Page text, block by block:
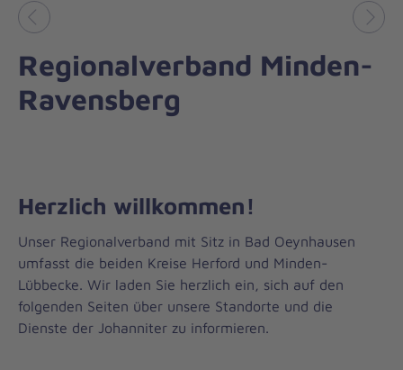
Vorheriges
Regionalverband Minden-
Ravensberg
Herzlich willkommen!
Unser Regionalverband mit Sitz in Bad Oeynhausen
umfasst die beiden Kreise Herford und Minden-
Lübbecke. Wir laden Sie herzlich ein, sich auf den
folgenden Seiten über unsere Standorte und die
Dienste der Johanniter zu informieren.